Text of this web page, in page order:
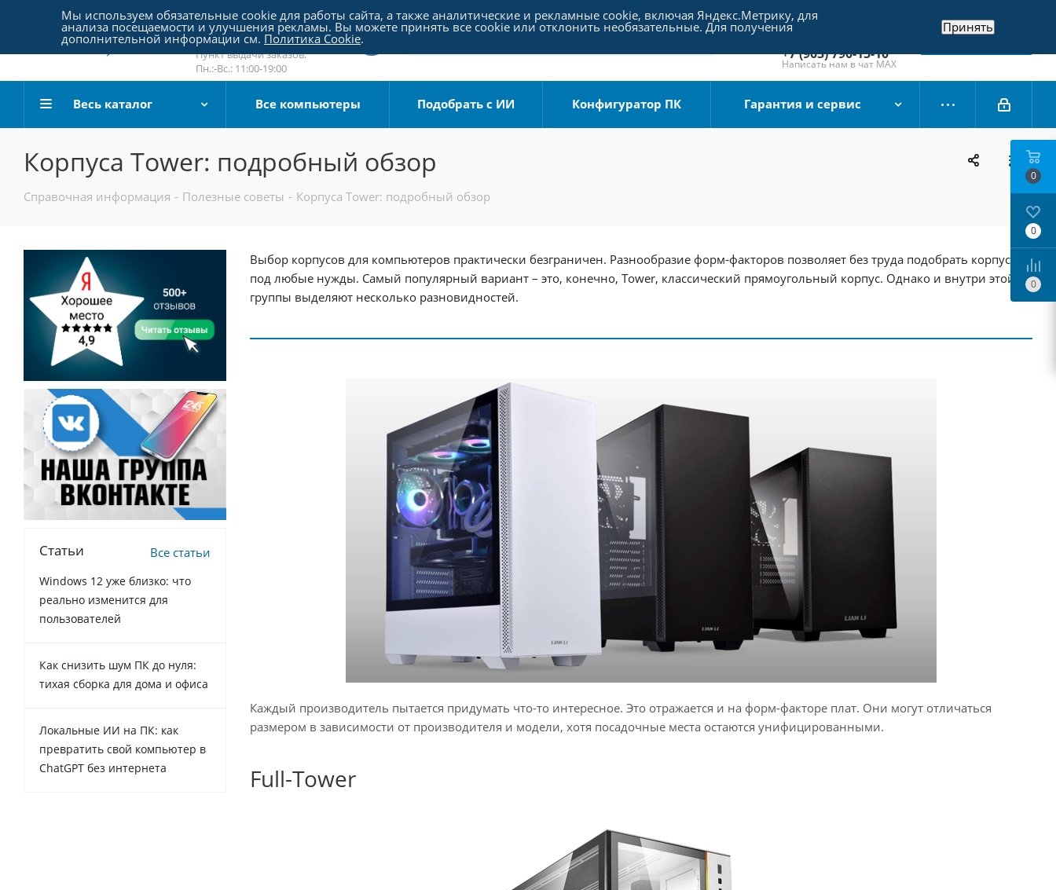
Пятницкое шоссе 18, пав. 267
email:sale@pc-arena.ru
Пн.:-Вс.: 10:00-20:00
Пункт выдачи заказов:
Пн.:-Вс.: 11:00-19:00
+7 (495) 790-15-10
Отдел продаж
+7 (903) 790-15-10
Написать нам в чат MAX
Заказать звонок
Весь каталог Все компьютеры Подобрать с ИИ Конфигуратор ПК Гарантия и сервис
Корпуса Tower: подробный обзор
Справочная информация - Полезные советы - Корпуса Tower: подробный обзор
Выбор корпусов для компьютеров практически безграничен. Разнообразие форм-факторов позволяет без труда подобрать корпус
под любые нужды. Самый популярный вариант – это, конечно, Tower, классический прямоугольный корпус. Однако и внутри этой
группы выделяют несколько разновидностей.
Каждый производитель пытается придумать что-то интересное. Это отражается и на форм-факторе плат. Они могут отличаться
размером в зависимости от производителя и модели, хотя посадочные места остаются унифицированными.
Full-Tower
Статьи Все статьи
Windows 12 уже близко: что
реально изменится для
пользователей
Как снизить шум ПК до нуля:
тихая сборка для дома и офиса
Локальные ИИ на ПК: как
превратить свой компьютер в
ChatGPT без интернета
0
0
0
Мы используем обязательные cookie для работы сайта, а также аналитические и рекламные cookie, включая Яндекс.Метрику, для
анализа посещаемости и улучшения рекламы. Вы можете принять все cookie или отклонить необязательные. Для получения
дополнительной информации см. Политика Cookie.
Принять